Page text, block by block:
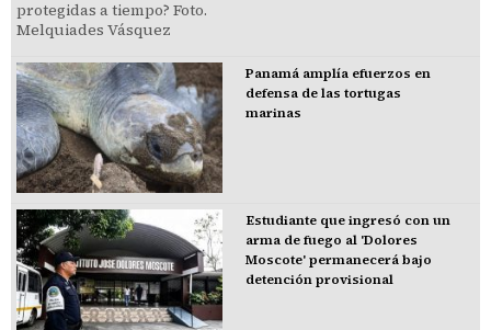
Panamá amplía efuerzos en
defensa de las tortugas
marinas
Estudiante que ingresó con un
arma de fuego al 'Dolores
Moscote' permanecerá bajo
detención provisional